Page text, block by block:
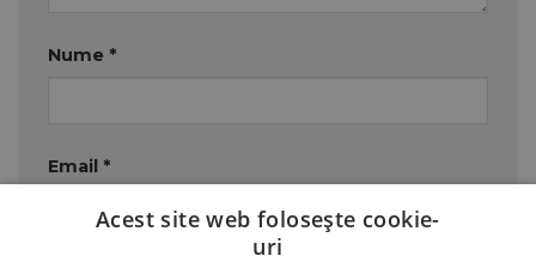
Nume *
Email *
Acest site web folosește cookie-
uri